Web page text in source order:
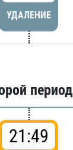
УДАЛЕНИЕ
период
21:49